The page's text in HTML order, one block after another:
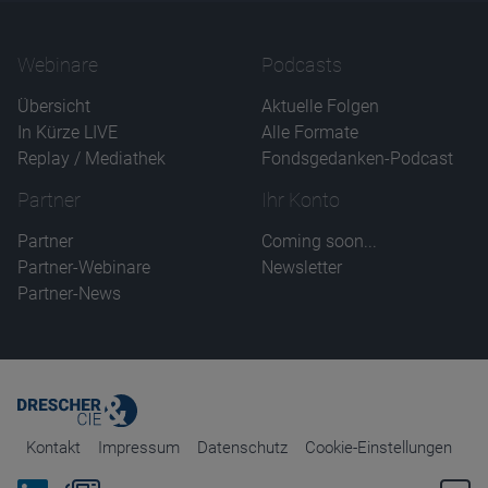
Webinare
Übersicht
In Kürze LIVE
Replay / Mediathek
Podcasts
Aktuelle Folgen
Alle Formate
Fondsgedanken-Podcast
Partner
Partner
Partner-Webinare
Partner-News
Ihr Konto
Coming soon...
Newsletter
Kontakt Impressum Datenschutz Cookie-Einstellungen